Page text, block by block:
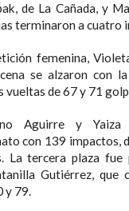
de La Cañada, y
terminaron a cuatro
femenina,
se alzaron con
vueltas de 67 y 71
Aguirre y Yaiza
con 139 impactos,
La tercera plaza
Gutiérrez, que
y 79.